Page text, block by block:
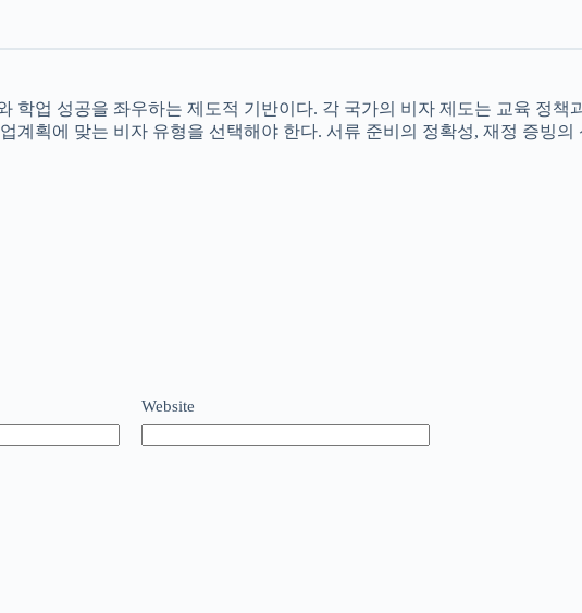
학업 성공을 좌우하는 제도적 기반이다. 각 국가의 비자 제도는 교육 정책
계획에 맞는 비자 유형을 선택해야 한다. 서류 준비의 정확성, 재정 증빙
Website